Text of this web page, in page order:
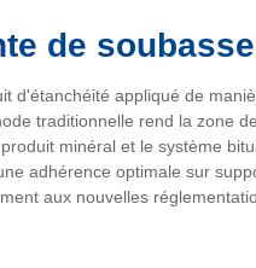
de
d'étanchéité appliqué de
traditionnelle rend la zone
minéral et le système
adhérence optimale sur
aux nouvelles